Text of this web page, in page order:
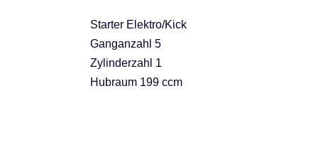
Starter Elektro/Kick
Ganganzahl 5
Zylinderzahl 1
Hubraum 199 ccm